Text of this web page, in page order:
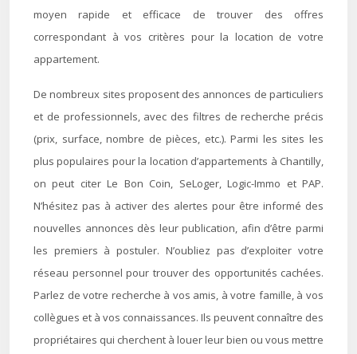
moyen rapide et efficace de trouver des offres
correspondant à vos critères pour la location de votre
appartement.
De nombreux sites proposent des annonces de particuliers
et de professionnels, avec des filtres de recherche précis
(prix, surface, nombre de pièces, etc.). Parmi les sites les
plus populaires pour la location d’appartements à Chantilly,
on peut citer Le Bon Coin, SeLoger, Logic-Immo et PAP.
N’hésitez pas à activer des alertes pour être informé des
nouvelles annonces dès leur publication, afin d’être parmi
les premiers à postuler. N’oubliez pas d’exploiter votre
réseau personnel pour trouver des opportunités cachées.
Parlez de votre recherche à vos amis, à votre famille, à vos
collègues et à vos connaissances. Ils peuvent connaître des
propriétaires qui cherchent à louer leur bien ou vous mettre